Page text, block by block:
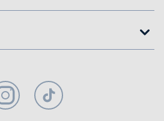
InstagramTikTok